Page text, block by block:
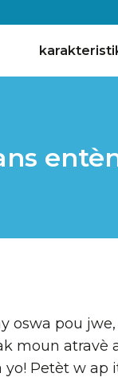
oswa pou
moun atravè
yo! Petèt w ap